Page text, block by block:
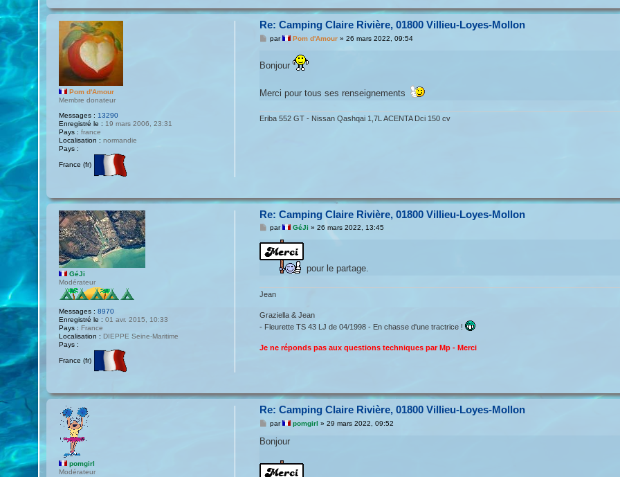
Pom d'Amour
Membre donateur
Messages : 13290
Enregistré le : 19 mars 2006, 23:31
Pays : france
Localisation : normandie
Pays :
France (fr)
Re: Camping Claire Rivière, 01800 Villieu-Loyes-Mollon
M
s
a
par Pom d'Amour »26 mars 2022, 09:54
Bonjour
Merci pour tous ses renseignements
Eriba 552 GT - Nissan Qashqai 1,7L ACENTA Dci 150 cv
GéJi
Modérateur
Messages : 8970
Enregistré le : 01 avr. 2015, 10:33
Pays : France
Localisation : DIEPPE Seine-Maritime
Pays :
France (fr)
Re: Camping Claire Rivière, 01800 Villieu-Loyes-Mollon
M
s
s
a
par GéJi »26 mars 2022, 13:45
pour le partage.
Jean
Graziella & Jean
- Fleurette TS 43 LJ de 04/1998 - En chasse d'une tractrice !
Je ne réponds pas aux questions techniques par Mp - Merci
pomgirl
Modérateur
Re: Camping Claire Rivière, 01800 Villieu-Loyes-Mollon
M
s
g
e
par pomgirl »29 mars 2022, 09:52
Bonjour